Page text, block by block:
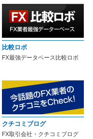
比較ロボ
FX最強データベース比較ロボ
クチコミブログ
FX取引会社・クチコミブログ